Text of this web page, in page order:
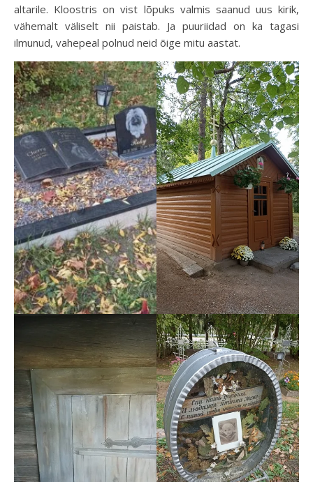
altarile. Kloostris on vist lõpuks valmis saanud uus kirik,
vähemalt väliselt nii paistab. Ja puuriidad on ka tagasi
ilmunud, vahepeal polnud neid õige mitu aastat.